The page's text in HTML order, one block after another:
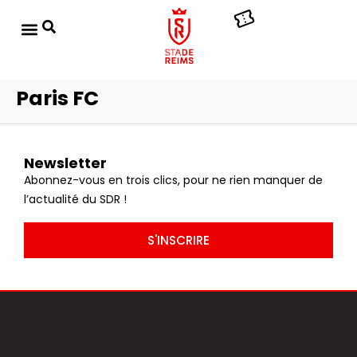
Paris FC
Newsletter
Abonnez-vous en trois clics, pour ne rien manquer de
l’actualité du SDR !
S'INSCRIRE